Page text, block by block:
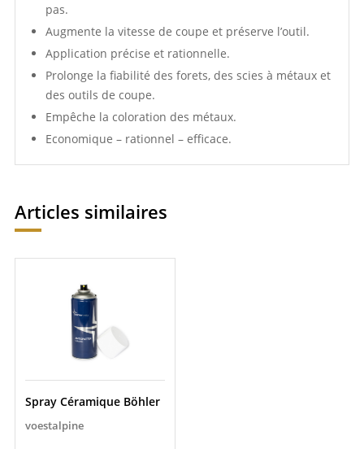
pas.
Augmente la vitesse de coupe et préserve l’outil.
Application précise et rationnelle.
Prolonge la fiabilité des forets, des scies à métaux et
des outils de coupe.
Empêche la coloration des métaux.
Economique – rationnel – efficace.
Articles similaires
Spray Céramique Böhler
voestalpine